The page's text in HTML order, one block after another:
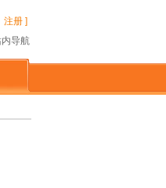
注册 ]
导航